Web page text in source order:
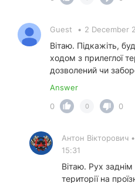
Guest • 2 December
Вітаю. Підкажіть,
ходом з прилеглої
дозволений чи
Answer
0
0 0
Антон Вікторович •
15:31
Вітаю. Рух
території на